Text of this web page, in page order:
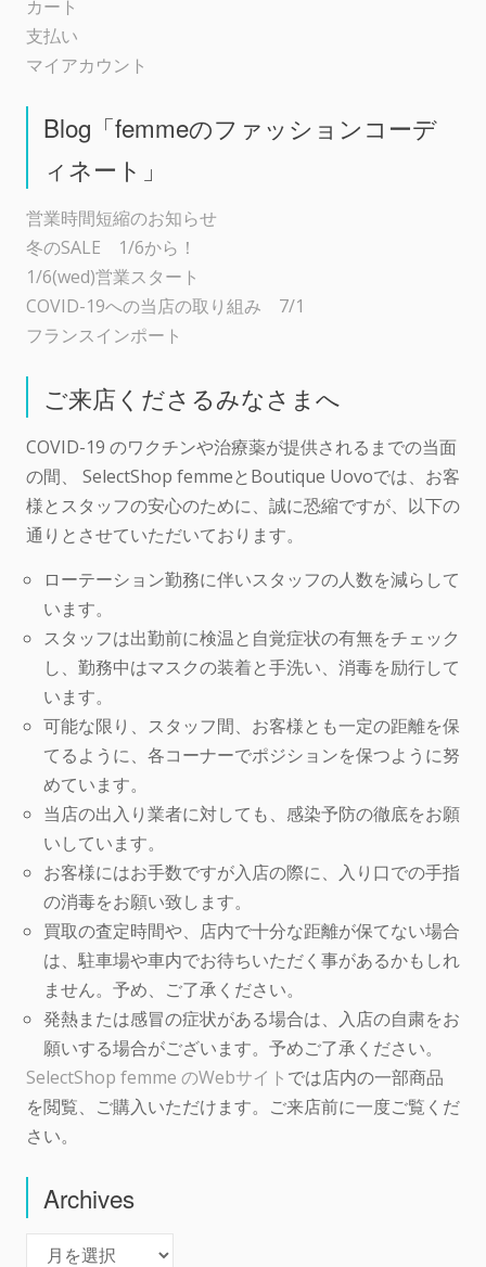
カート
支払い
マイアカウント
Blog「femmeのファッションコーデ
ィネート」
営業時間短縮のお知らせ
冬のSALE 1/6から！
1/6(wed)営業スタート
COVID-19への当店の取り組み 7/1
フランスインポート
ご来店くださるみなさまへ
COVID-19 のワクチンや治療薬が提供されるまでの当面
の間、 SelectShop femmeとBoutique Uovoでは、お客
様とスタッフの安心のために、誠に恐縮ですが、以下の
通りとさせていただいております。
ローテーション勤務に伴いスタッフの人数を減らして
います。
スタッフは出勤前に検温と自覚症状の有無をチェック
し、勤務中はマスクの装着と手洗い、消毒を励行して
います。
可能な限り、スタッフ間、お客様とも一定の距離を保
てるように、各コーナーでポジションを保つように努
めています。
当店の出入り業者に対しても、感染予防の徹底をお願
いしています。
お客様にはお手数ですが入店の際に、入り口での手指
の消毒をお願い致します。
買取の査定時間や、店内で十分な距離が保てない場合
は、駐車場や車内でお待ちいただく事があるかもしれ
ません。予め、ご了承ください。
発熱または感冒の症状がある場合は、入店の自粛をお
願いする場合がございます。予めご了承ください。
SelectShop femme のWebサイト では店内の一部商品
を閲覧、ご購入いただけます。ご来店前に一度ご覧くだ
さい。
Archives